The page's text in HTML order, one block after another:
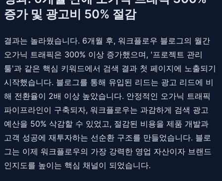
증가 및 광고비 50% 절감
결과는 놀라웠습니다. 6개월 후, 워크플로우 블로그의 월간
오가닉 트래픽은 300% 이상 증가했으며, '프로젝트 관리
툴'과 같은 핵심 키워드에서 검색 결과 첫 페이지에 노출되기
시작했습니다. 블로그를 통해 유입된 리드는 광고 리드에 비
해 전환율이 2배 이상 높았습니다. 안정적인 오가닉 트래픽
파이프라인이 구축되자, 워크플로우는 과감하게 검색 광고
예산을 50% 삭감할 수 있었고, 절감된 비용을 제품 개발과
고객 성공에 재투자하는 선순환 구조를 만들었습니다. 블로
그는 이제 워크플로우의 가장 강력한 영업 자산이자 브랜드
인지도를 높이는 핵심 채널이 되었습니다.